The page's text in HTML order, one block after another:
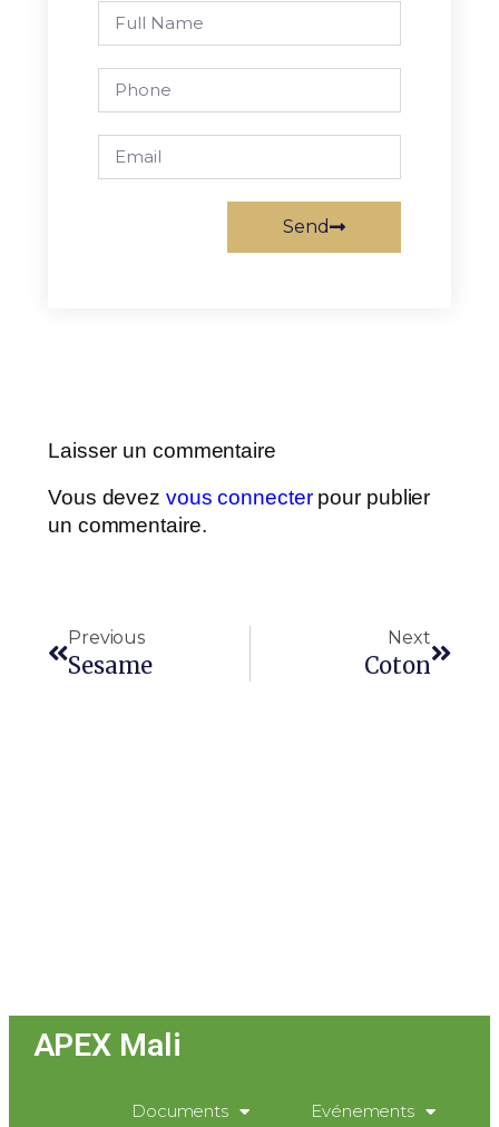
Send
Laisser un commentaire
Vous devez vous connecterpour publier
un commentaire.
Previous
Sesame
Next
Coton
APEX Mali
Documents
Evénements